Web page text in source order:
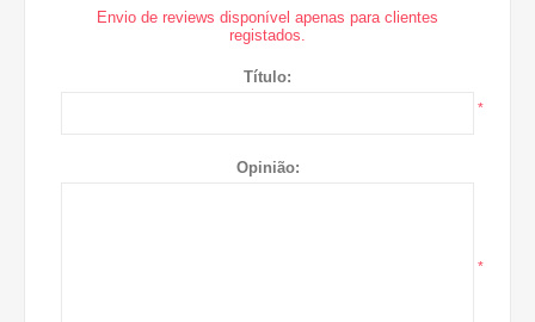
Envio de reviews disponível apenas para clientes
registados.
Título:
*
Opinião:
*